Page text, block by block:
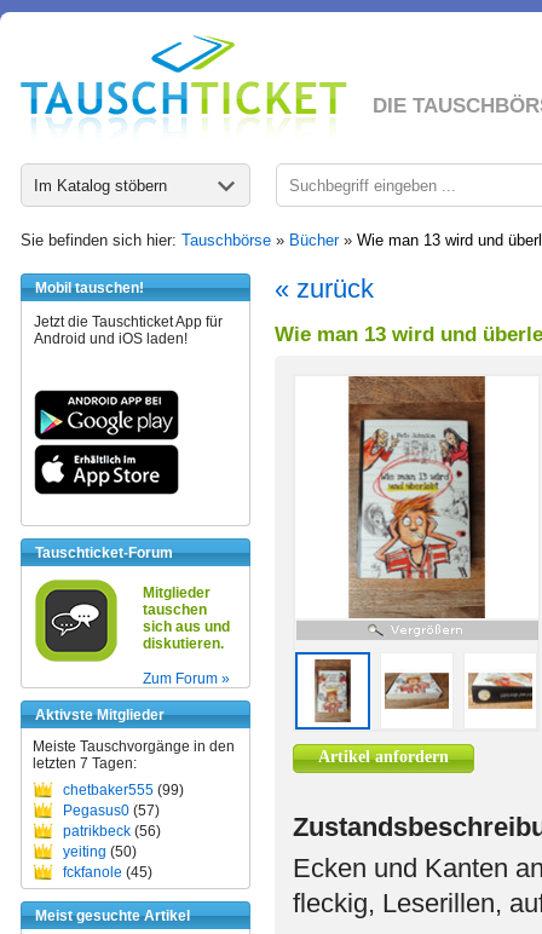
DIE
Im Katalog stöbern
Sie befinden sich hier: Tauschbörse » Bücher» Wie man 13 wird und
Mobil tauschen!
Jetzt die Tauschticket App für
Android und iOS laden!
Tauschticket-Forum
Mitglieder
tauschen
sich aus und
diskutieren.
Zum Forum »
Aktivste Mitglieder
Meiste Tauschvorgänge in den
letzten 7 Tagen:
chetbaker555 (99)
Pegasus0 (57)
patrikbeck (56)
yeiting (50)
fckfanole (45)
Meist gesuchte Artikel
« zurück
Wie man 13 wird und
Artikel anfordern
Ecken und Kanten
fleckig, Leserillen,